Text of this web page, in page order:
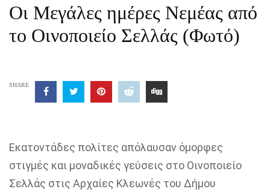
Οι Μεγάλες ημέρες Νεμέας από
το Οινοποιείο Σελλάς (Φωτό)
SHARE
Εκατοντάδες πολίτες απόλαυσαν όμορφες
στιγμές και μοναδικές γεύσεις στο Οινοποιείο
Σελλάς στις Αρχαίες Κλεωνές του Δήμου